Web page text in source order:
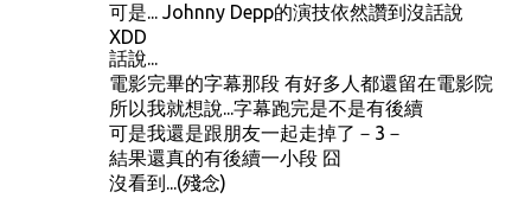
可是... Johnny Depp的演技依然讚到沒話說
XDD
話說...
電影完畢的字幕那段 有好多人都還留在電影院
所以我就想說...字幕跑完是不是有後續
可是我還是跟朋友一起走掉了－3－
結果還真的有後續一小段 囧
沒看到...(殘念)